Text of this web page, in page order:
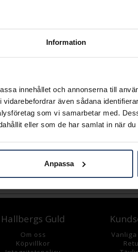
Information
innehållet och annonserna till
även sådana
som vi samarbetar med.
eller som de har samlat in när
Anpassa
Denna artikel säljs
Lagervara.
Leveranstid 2-5
Öppet köp i 30
Hallbergs Guld
Om oss
Köpvillkor